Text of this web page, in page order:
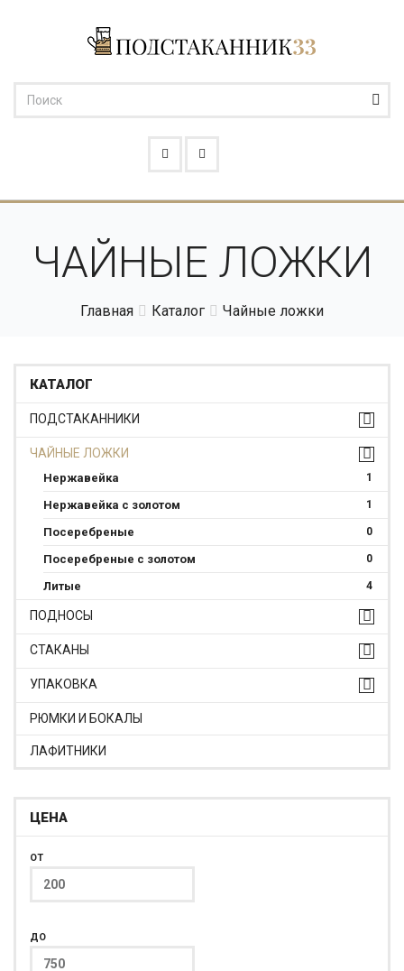
ЧАЙНЫЕ ЛОЖКИ
Главная Каталог Чайные ложки
КАТАЛОГ
ПОДСТАКАННИКИ
ЧАЙНЫЕ ЛОЖКИ
Нержавейка 1
Нержавейка с золотом 1
Посеребреные 0
Посеребреные с золотом 0
Литые 4
ПОДНОСЫ
СТАКАНЫ
УПАКОВКА
РЮМКИ И БОКАЛЫ
ЛАФИТНИКИ
ЦЕНА
ОТ
ДО